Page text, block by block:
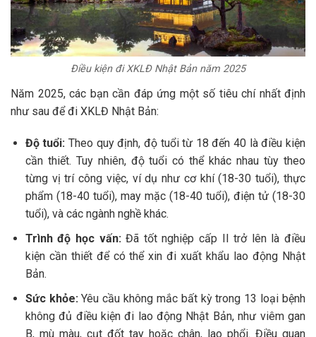
Điều kiện đi XKLĐ Nhật Bản năm 2025
Năm 2025, các bạn cần đáp ứng một số tiêu chí nhất định
như sau để đi XKLĐ Nhật Bản:
Độ tuổi: Theo quy định, độ tuổi từ 18 đến 40 là điều kiện
cần thiết. Tuy nhiên, độ tuổi có thể khác nhau tùy theo
từng vị trí công việc, ví dụ như cơ khí (18-30 tuổi), thực
phẩm (18-40 tuổi), may mặc (18-40 tuổi), điện tử (18-30
tuổi), và các ngành nghề khác.
Trình độ học vấn:Đã tốt nghiệp cấp II trở lên là điều
kiện cần thiết để có thể xin đi xuất khẩu lao động Nhật
Bản.
Sức khỏe: Yêu cầu không mắc bất kỳ trong 13 loại bệnh
không đủ điều kiện đi lao động Nhật Bản, như viêm gan
B, mù màu, cụt đốt tay hoặc chân, lao phổi. Điều quan